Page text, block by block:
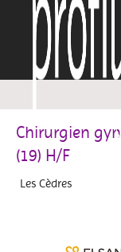
Chirurgien
(19) H/F
Les Cèdres